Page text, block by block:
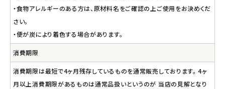
・食物アレルギーのある方は、原材料名をご確認の上ご使用をお決めくだ
さい。
・便が炭により着色する場合があります。
消費期限
消費期限は最短で4ヶ月残存しているものを通常販売しております。 4ヶ
月以上消費期限があるものは通常品扱いというのが 当店の見解となり